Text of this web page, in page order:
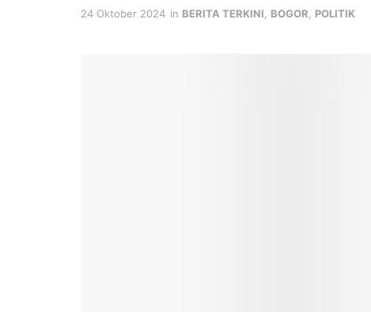
24 Oktober 2024 in BERITA TERKINI BOGOR POLITIK